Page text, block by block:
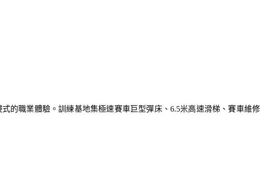
的職業體驗。訓練基地集極速賽車巨型彈床、6.5米高速滑梯、賽車維修